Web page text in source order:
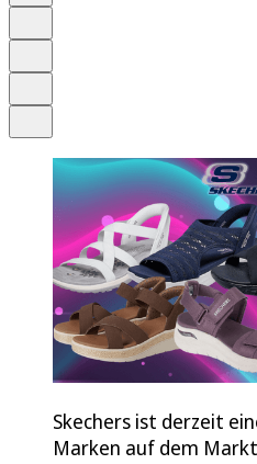
Skechers ist derzeit
Marken auf dem